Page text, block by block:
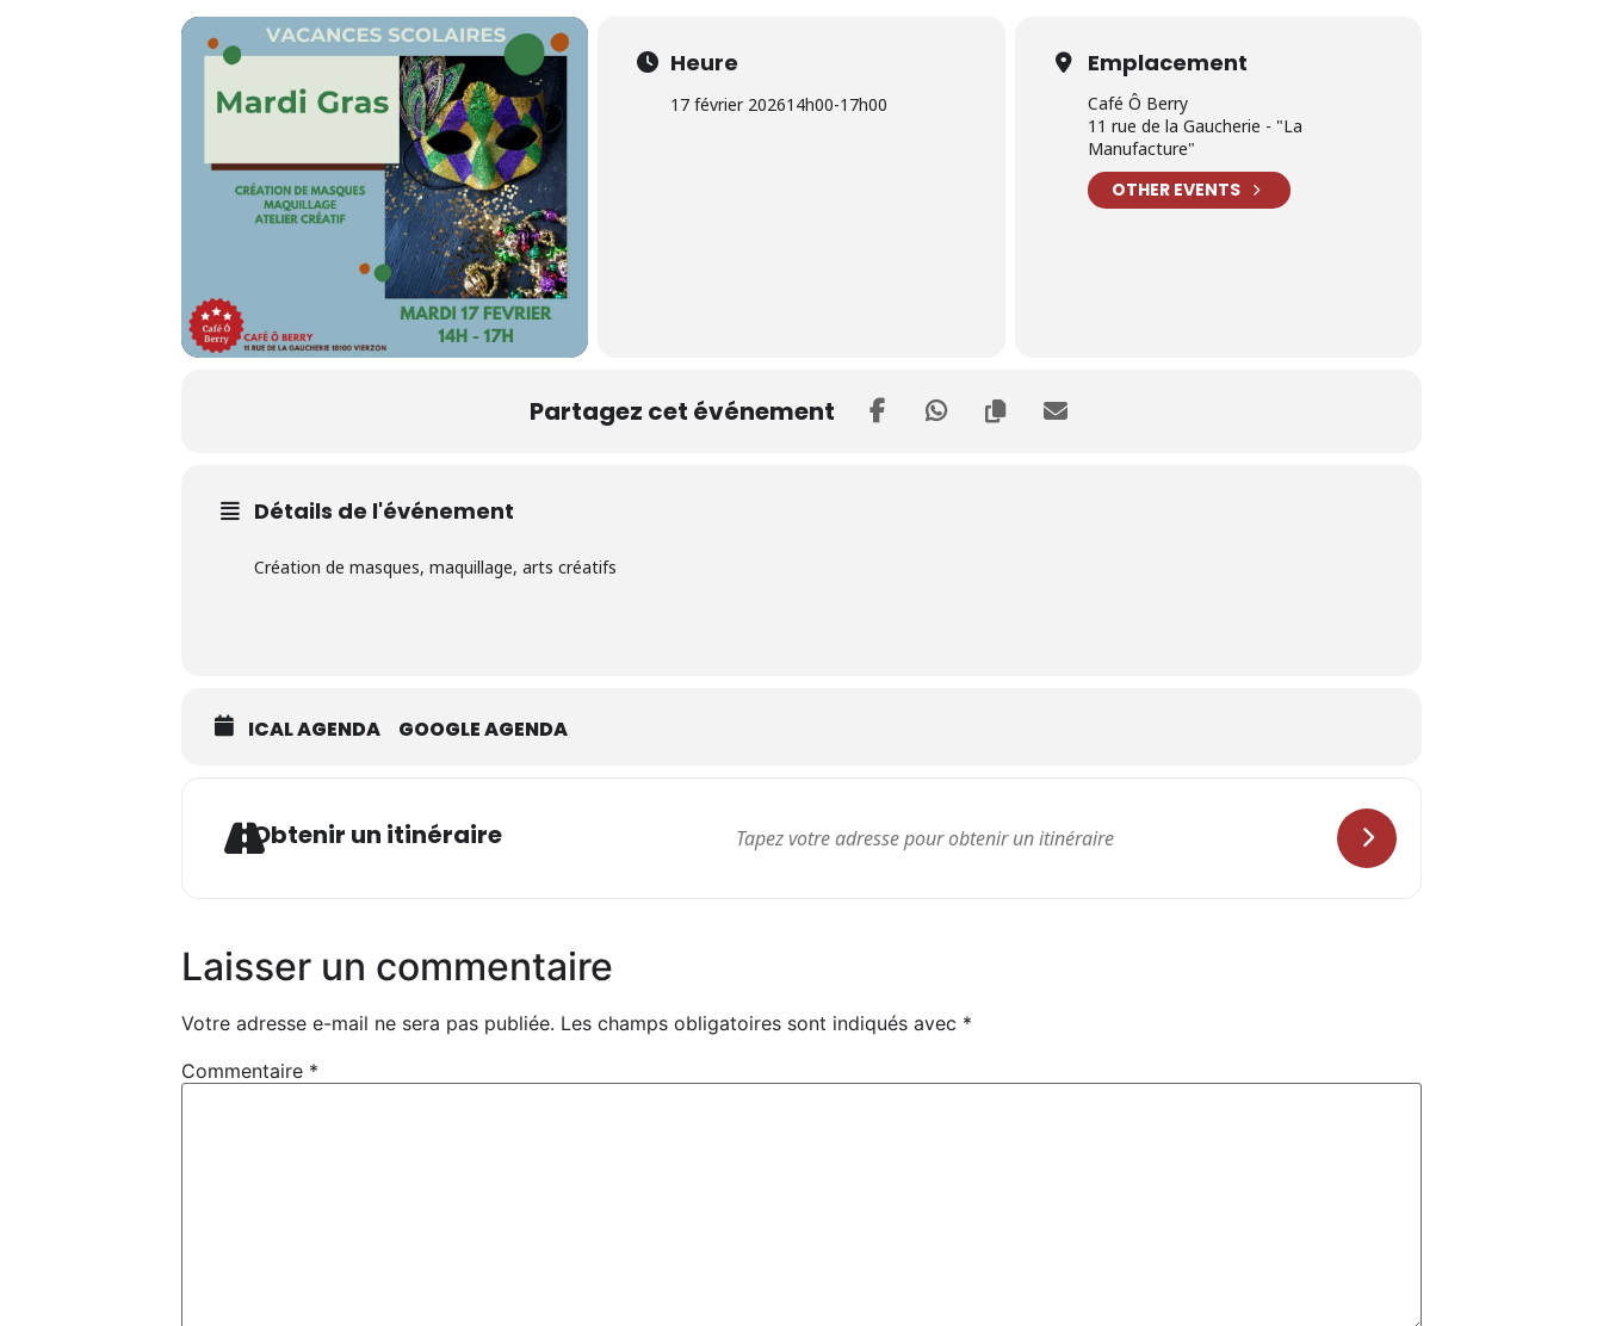
Heure
17 février 202614h00-17h00
Emplacement
Café Ô Berry
11 rue de la Gaucherie - "La
Manufacture"
OTHER EVENTS
Partagez cet événement
Détails de l'événement
Création de masques, maquillage, arts créatifs
ICAL AGENDA GOOGLE AGENDA
Obtenir un itinéraire
Laisser un commentaire
Votre adresse e-mail ne sera pas publiée. Les champs obligatoires sont indiqués avec *
Commentaire *